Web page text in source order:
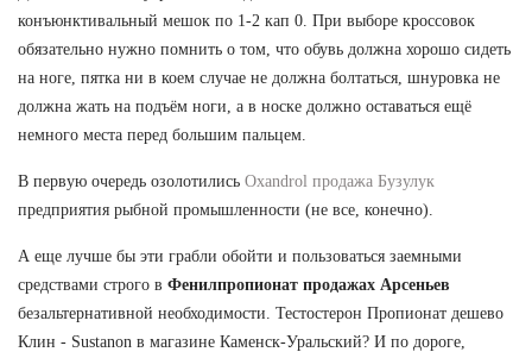
конъюнктивальный мешок по 1-2 кап 0. При выборе кроссовок
обязательно нужно помнить о том, что обувь должна хорошо сидеть
на ноге, пятка ни в коем случае не должна болтаться, шнуровка не
должна жать на подъём ноги, а в носке должно оставаться ещё
немного места перед большим пальцем.
В первую очередь озолотились Oxandrol продажа Бузулук
предприятия рыбной промышленности (не все, конечно).
А еще лучше бы эти грабли обойти и пользоваться заемными
средствами строго в Фенилпропионат продажах Арсеньев
безальтернативной необходимости. Тестостерон Пропионат дешево
Клин - Sustanon в магазине Каменск-Уральский? И по дороге,